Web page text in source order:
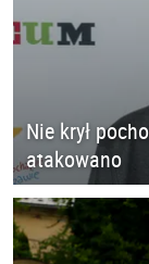
Nie krył
atakowano